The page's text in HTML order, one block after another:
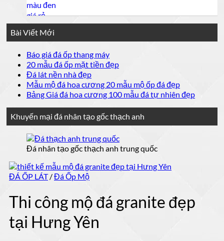
Bài Viết Mới
Báo giá đá ốp thang máyKhông
có
luận
ở
Báo
đá
thang
máy
20 mẫu đá ốp mặt tiền đẹpKhông
bình
luận
ở
20
mẫu
ốp
mặt
đẹp
Đá lát nền nhà đẹpKhông
có
bình
luận
Đá
nền
nhà
Mẫu mộ đá hoa cương 20 mẫu mộ ốp đá đẹpKhông
có
mộ
ốp
Bảng Giá đá hoa cương 100 mẫu đá tự nhiên đẹpKhông
mẫu
Khuyến mại đá nhân tạo gốc thạch anh
Đá nhân tạo gốc thạch anh trung quốc
ĐÁ ỐP LÁT /Đá Ốp Mộ
Thi công mộ đá granite đẹp
tại Hưng Yên